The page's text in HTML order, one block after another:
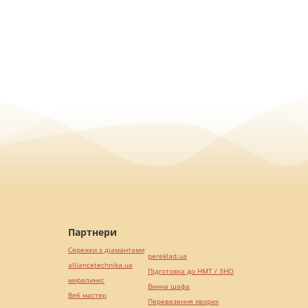
Партнери
Сережки з діамантами
alliancetechnika.ua
миралинкс
Веб мастер
pereklad.ua
Підготовка до НМТ / ЗНО
Винна шафа
Перевезення хворих